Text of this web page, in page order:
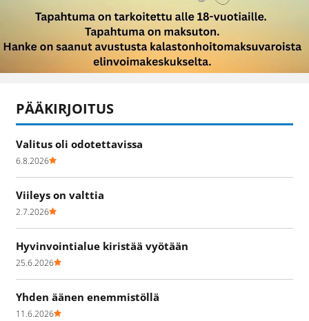
PÄÄKIRJOITUS
Valitus oli odotettavissa
6.8.2026
Viileys on valttia
2.7.2026
Hyvinvointialue kiristää vyötään
25.6.2026
Yhden äänen enemmistöllä
11.6.2026